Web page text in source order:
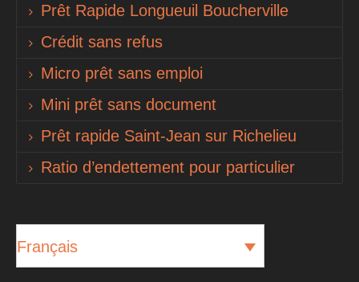
Prêt Rapide Longueuil Boucherville
Crédit sans refus
Micro prêt sans emploi
Mini prêt sans document
Prêt rapide Saint-Jean sur Richelieu
Ratio d’endettement pour particulier
Français